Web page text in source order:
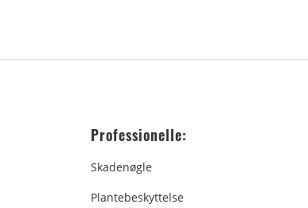
Professionelle:
Skadenøgle
Plantebeskyttelse